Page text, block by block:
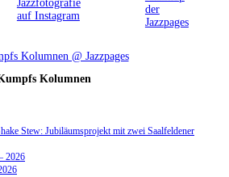
Kolumnen
Stew: Jubiläumsprojekt mit zwei Saalfeldener
2026